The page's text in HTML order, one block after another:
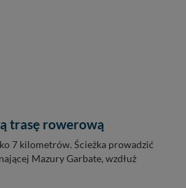
trasę rowerową
7 kilometrów. Ścieżka prowadzić
Mazury Garbate, wzdłuż